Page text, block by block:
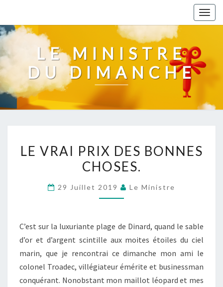
LE MINISTRE
DU DIMANCHE
VRAI
PRIX
BONNES
LE VRAI PRIX DES BONNES
CHOSES.
29 Juillet 2019 Le Ministre
C’est sur la luxuriante plage de Dinard, quand le sable
d’or et d’argent scintille aux moites étoiles du ciel
marin, que je rencontrai ce dimanche mon ami le
colonel Troadec, villégiateur émérite et businessman
conquérant. Nonobstant mon maillot léopard et mes